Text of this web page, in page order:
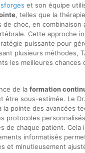
et son équipe
, telles que la
de choc, en combinaison
Cette approche
puissante pour
plusieurs méthodes,
les meilleures chances
de la formation
être sous-estimée. Le
la pointe des avancées
protocoles
de chaque patient. Cela
informatisés
et minutieusement